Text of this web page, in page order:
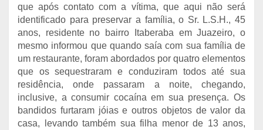
que após contato com a vítima, que aqui não será
identificado para preservar a família, o Sr. L.S.H., 45
anos, residente no bairro Itaberaba em Juazeiro, o
mesmo informou que quando saía com sua família de
um restaurante, foram abordados por quatro elementos
que os sequestraram e conduziram todos até sua
residência, onde passaram a noite, chegando,
inclusive, a consumir cocaína em sua presença. Os
bandidos furtaram jóias e outros objetos de valor da
casa, levando também sua filha menor de 13 anos,